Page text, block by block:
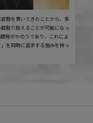
勢を貫いてきたことから、多
取り揃えることが可能になっ
発がかのうであり、これによ
を同時に追求する強みを持っ